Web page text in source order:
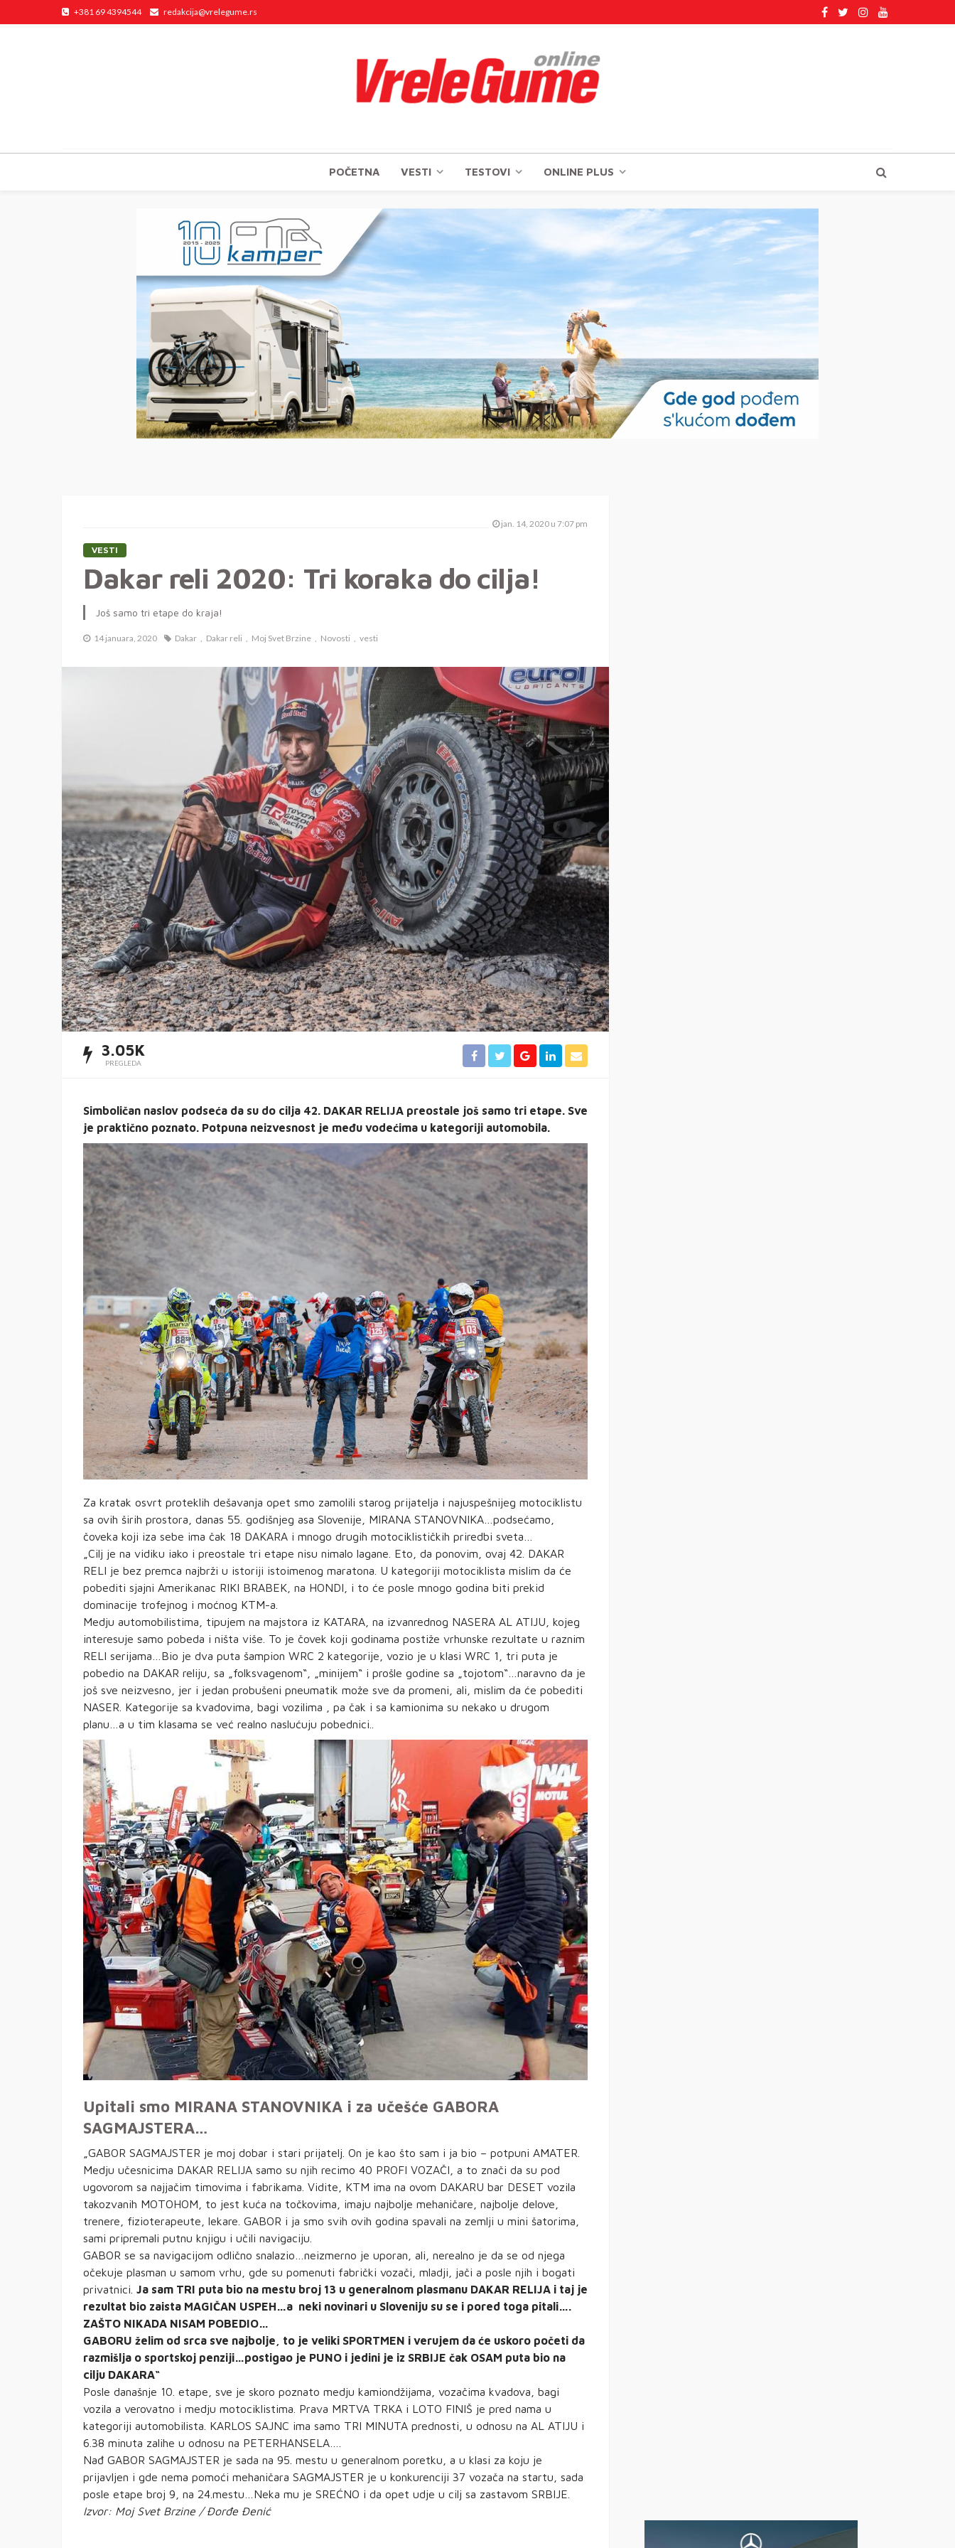
+381 69 4394544 redakcija@vrelegume.rs
POČETNA VESTI TESTOVI ONLINE PLUS
jan. 14, 2020 u 7:07 pm
VESTI
Dakar reli 2020: Tri koraka do cilja!
Još samo tri etape do kraja!
14 januara, 2020 Dakar Dakar reli Moj Svet Brzine Novosti vesti
3.05K
PREGLEDA
Simboličan naslov podseća da su do cilja 42. DAKAR RELIJA preostale još samo tri etape. Sve
je praktično poznato. Potpuna neizvesnost je među vodećima u kategoriji automobila.
Za kratak osvrt proteklih dešavanja opet smo zamolili starog prijatelja i najuspešnijeg motociklistu
sa ovih širih prostora, danas 55. godišnjeg asa Slovenije, MIRANA STANOVNIKA…podsećamo,
čoveka koji iza sebe ima čak 18 DAKARA i mnogo drugih motociklističkih priredbi sveta…
„Cilj je na vidiku iako i preostale tri etape nisu nimalo lagane. Eto, da ponovim, ovaj 42. DAKAR
RELI je bez premca najbrži u istoriji istoimenog maratona. U kategoriji motociklista mislim da će
pobediti sjajni Amerikanac RIKI BRABEK, na HONDI, i to će posle mnogo godina biti prekid
dominacije trofejnog i moćnog KTM-a.
Medju automobilistima, tipujem na majstora iz KATARA, na izvanrednog NASERA AL ATIJU, kojeg
interesuje samo pobeda i ništa više. To je čovek koji godinama postiže vrhunske rezultate u raznim
RELI serijama…Bio je dva puta šampion WRC 2 kategorije, vozio je u klasi WRC 1, tri puta je
pobedio na DAKAR reliju, sa „folksvagenom“, „minijem“ i prošle godine sa „tojotom“…naravno da je
još sve neizvesno, jer i jedan probušeni pneumatik može sve da promeni, ali, mislim da će pobediti
NASER. Kategorije sa kvadovima, bagi vozilima , pa čak i sa kamionima su nekako u drugom
planu…a u tim klasama se već realno naslućuju pobednici..
Upitali smo MIRANA STANOVNIKA i za učešće GABORA
SAGMAJSTERA…
„GABOR SAGMAJSTER je moj dobar i stari prijatelj. On je kao što sam i ja bio – potpuni AMATER.
Medju učesnicima DAKAR RELIJA samo su njih recimo 40 PROFI VOZAČI, a to znači da su pod
ugovorom sa najjačim timovima i fabrikama. Vidite, KTM ima na ovom DAKARU bar DESET vozila
takozvanih MOTOHOM, to jest kuća na točkovima, imaju najbolje mehaničare, najbolje delove,
trenere, fizioterapeute, lekare. GABOR i ja smo svih ovih godina spavali na zemlji u mini šatorima,
sami pripremali putnu knjigu i učili navigaciju.
GABOR se sa navigacijom odlično snalazio…neizmerno je uporan, ali, nerealno je da se od njega
očekuje plasman u samom vrhu, gde su pomenuti fabrički vozači, mladji, jači a posle njih i bogati
privatnici. Ja sam TRI puta bio na mestu broj 13 u generalnom plasmanu DAKAR RELIJA i taj je
rezultat bio zaista MAGIČAN USPEH…a neki novinari u Sloveniju su se i pored toga pitali….
ZAŠTO NIKADA NISAM POBEDIO…
GABORU želim od srca sve najbolje, to je veliki SPORTMEN i verujem da će uskoro početi da
razmišlja o sportskoj penziji…postigao je PUNO i jedini je iz SRBIJE čak OSAM puta bio na
cilju DAKARA“
Posle današnje 10. etape, sve je skoro poznato medju kamiondžijama, vozačima kvadova, bagi
vozila a verovatno i medju motociklistima. Prava MRTVA TRKA i LOTO FINIŠ je pred nama u
kategoriji automobilista. KARLOS SAJNC ima samo TRI MINUTA prednosti, u odnosu na AL ATIJU i
6.38 minuta zalihe u odnosu na PETERHANSELA….
Nađ GABOR SAGMAJSTER je sada na 95. mestu u generalnom poretku, a u klasi za koju je
prijavljen i gde nema pomoći mehaničara SAGMAJSTER je u konkurenciji 37 vozača na startu, sada
posle etape broj 9, na 24.mestu…Neka mu je SREĆNO i da opet udje u cilj sa zastavom SRBIJE.
Izvor: Moj Svet Brzine / Đorđe Đenić